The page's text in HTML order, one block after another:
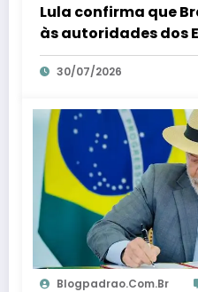
Lula confirma que
às autoridades dos
interferência’ nas
30/07/2026
Blogpadrao.com.br